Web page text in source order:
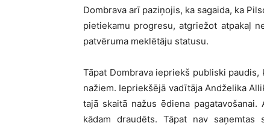
Dombrava arī paziņojis, ka sagaida, ka
pietiekamu progresu, atgriežot atpakaļ
patvēruma meklētāju statusu.
Tāpat Dombrava iepriekš publiski
nažiem. Iepriekšējā vadītāja Andželika
tajā skaitā nažus ēdiena
kādam draudēts. Tāpat nav